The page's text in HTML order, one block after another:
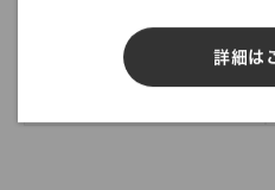
詳細は
反物オーダー
DIGITAL FABRIC